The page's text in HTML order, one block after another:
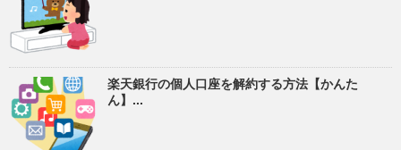
楽天銀行の個人口座を解約する方法【かんた
ん】...